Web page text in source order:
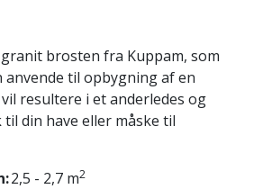
brosten fra Kuppam, som
anvende til opbygning af en
resultere i et anderledes og
din have eller måske til
2,5 - 2,7 m2